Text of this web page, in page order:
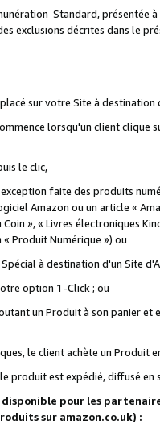
Standard, présentée
exclusions décrites dans le
sur votre Site à destination
lorsqu'un client
le clic,
faite des produits
Amazon ou un article «
», « Livres électroniques
Produit Numérique ») ou
à destination d'un Site
option 1-Click ; ou
un Produit à son panier et
le client achète un Produit
produit est expédié, diffusé
pour les
sur amazon.co.uk) :